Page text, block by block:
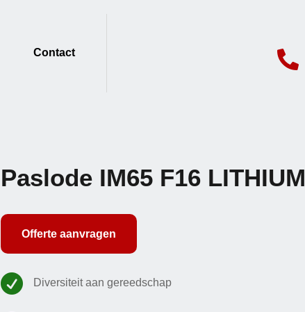
Contact 
Paslode IM65 F16 LITHIUM
Offerte aanvragen
 Diversiteit aan gereedschap